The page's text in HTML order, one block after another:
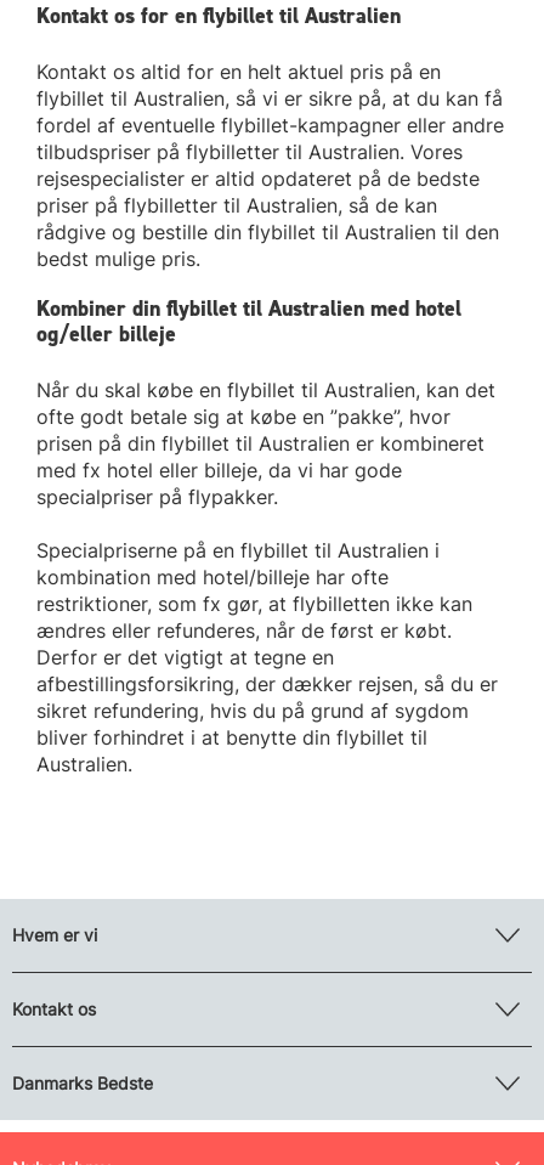
Kontakt os for en flybillet til Australien
Kontakt os altid for en helt aktuel pris på en
flybillet til Australien, så vi er sikre på, at du kan få
fordel af eventuelle flybillet-kampagner eller andre
tilbudspriser på flybilletter til Australien. Vores
rejsespecialister er altid opdateret på de bedste
priser på flybilletter til Australien, så de kan
rådgive og bestille din flybillet til Australien til den
bedst mulige pris.
Kombiner din flybillet til Australien med hotel
og/eller billeje
Når du skal købe en flybillet til Australien, kan det
ofte godt betale sig at købe en ”pakke”, hvor
prisen på din flybillet til Australien er kombineret
med fx hotel eller billeje, da vi har gode
specialpriser på flypakker.
Specialpriserne på en flybillet til Australien i
kombination med hotel/billeje har ofte
restriktioner, som fx gør, at flybilletten ikke kan
ændres eller refunderes, når de først er købt.
Derfor er det vigtigt at tegne en
afbestillingsforsikring, der dækker rejsen, så du er
sikret refundering, hvis du på grund af sygdom
bliver forhindret i at benytte din flybillet til
Australien.
Hvem er vi
Kontakt os
Danmarks Bedste